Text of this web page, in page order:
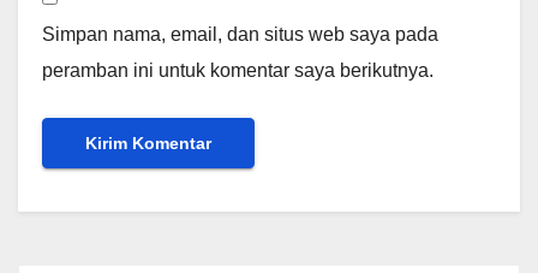
Simpan nama, email, dan situs web saya pada
peramban ini untuk komentar saya berikutnya.